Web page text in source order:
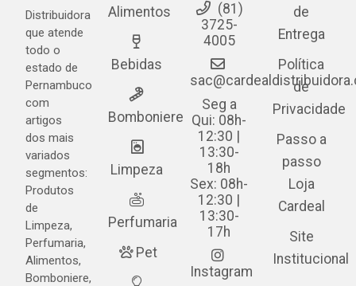
Distribuidora
que atende
todo o
estado de
Pernambuco
com
artigos
dos mais
variados
segmentos:
Produtos
de
Limpeza,
Perfumaria,
Alimentos,
Bomboniere,
Alimentos
Bebidas
Bomboniere
Limpeza
Perfumaria
Pet
(81)
3725-
4005
Seg a
Qui: 08h-
12:30 |
13:30-
18h
Sex: 08h-
12:30 |
13:30-
17h
Instagram
de
Entrega
Política
de
Privacidade
Passo a
passo
Loja
Cardeal
Site
Institucional